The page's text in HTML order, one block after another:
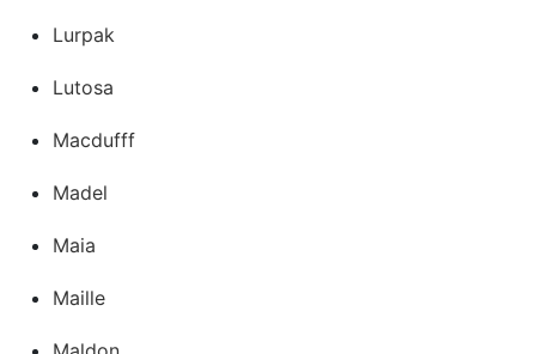
Lurpak
Lutosa
Macdufff
Madel
Maia
Maille